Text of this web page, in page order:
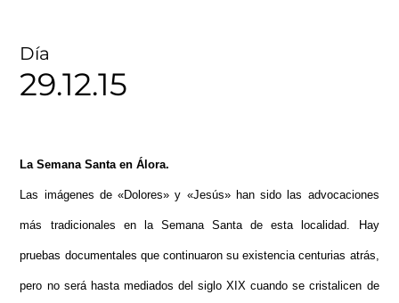
Día
29.12.15
La Semana Santa en Álora.
Las imágenes de «Dolores» y «Jesús» han sido las advocaciones
más tradicionales en la Semana Santa de esta localidad. Hay
pruebas documentales que continuaron su existencia centurias atrás,
pero no será hasta mediados del siglo XIX cuando se cristalicen de